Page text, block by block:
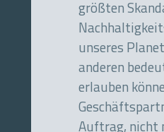
größten
unseres
anderen
erlauben
Auftrag, nicht